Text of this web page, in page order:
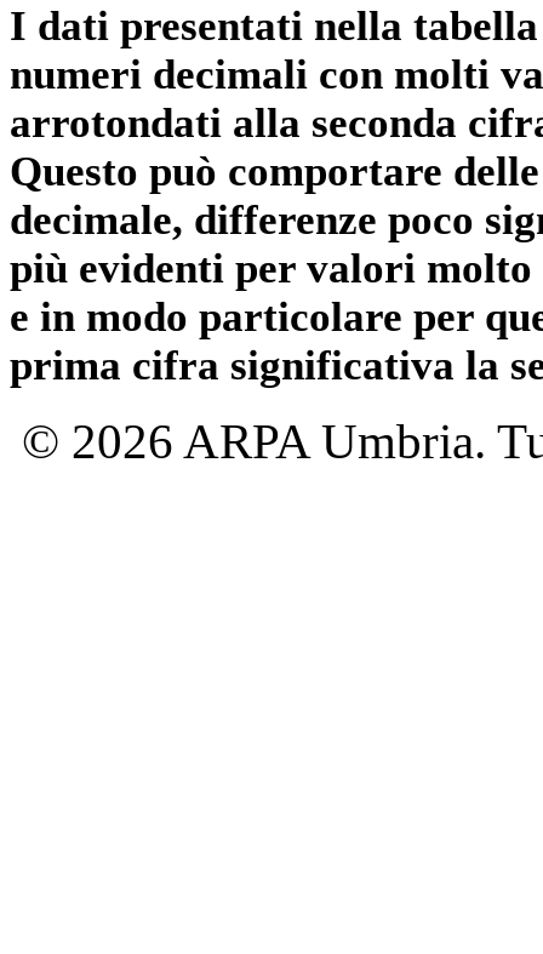
I dati presentati nella
numeri decimali con molti
arrotondati alla seconda
Questo può comportare
decimale, differenze poco
più evidenti per valori
e in modo particolare per
prima cifra significativa la
© 2026 ARPA Umbria.